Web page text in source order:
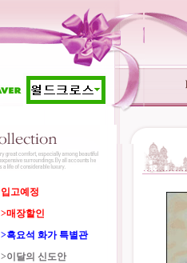
입고예정
>매장할인
>흑요석 화가 특별관
>이달의 신도안